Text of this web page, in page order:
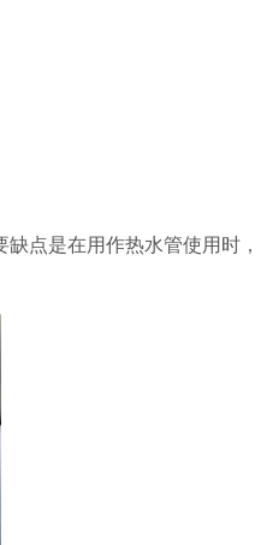
点是在用作热水管使用时，